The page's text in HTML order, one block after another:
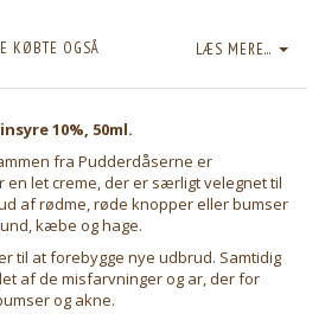
LÆS MERE...
KØBTE OGSÅ
10%, 50ml.
fra Pudderdåserne er
en let creme, der er særligt velegnet til
af rødme, røde knopper eller bumser
kæbe og hage.
til at forebygge nye udbrud. Samtidig
af de misfarvninger og ar, der for
og akne.